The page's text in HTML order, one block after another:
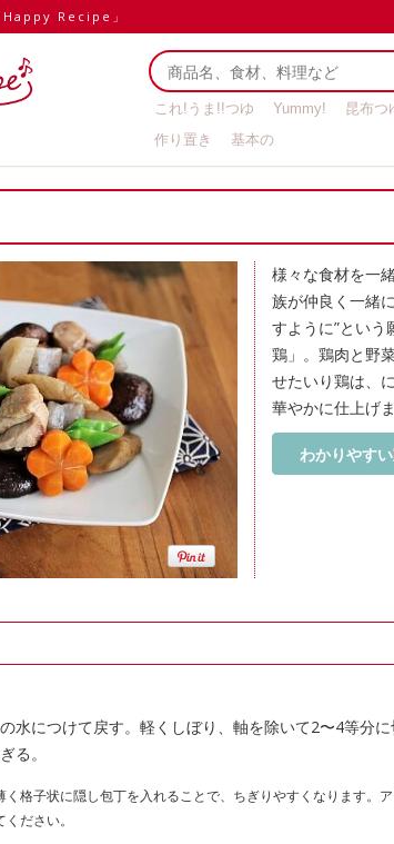
Happy Recipe」
これ!うま!!つゆ Yummy! 昆布つ
作り置き
基本の
様々な食材を一
族が仲良く一緒
すように”という
鶏」。鶏肉と野
せたいり鶏は、
華やかに仕上げま
わかりやす
水につけて戻す。軽くしぼり、軸を除いて2〜4等分
る。
く格子状に隠し包丁を入れることで、ちぎりやすくなります。
ださい。